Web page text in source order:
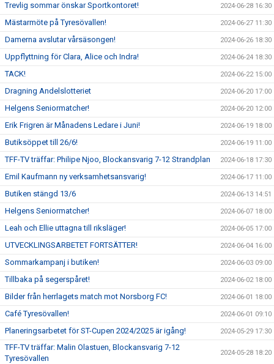
Trevlig sommar önskar Sportkontoret! 2024-06-28 16:30
Mästarmöte på Tyresövallen! 2024-06-27 11:30
Damerna avslutar vårsäsongen! 2024-06-26 18:30
Uppflyttning för Clara, Alice och Indra! 2024-06-24 18:30
TACK! 2024-06-22 15:00
Dragning Andelslotteriet 2024-06-20 17:00
Helgens Seniormatcher! 2024-06-20 12:00
Erik Frigren är Månadens Ledare i Juni! 2024-06-19 18:00
Butiksöppet till 26/6! 2024-06-19 11:00
TFF-TV träffar: Philipe Njoo, Blockansvarig 7-12 Strandplan 2024-06-18 17:30
Emil Kaufmann ny verksamhetsansvarig! 2024-06-17 11:00
Butiken stängd 13/6 2024-06-13 14:51
Helgens Seniormatcher! 2024-06-07 18:00
Leah och Ellie uttagna till riksläger! 2024-06-05 17:00
UTVECKLINGSARBETET FORTSÄTTER! 2024-06-04 16:00
Sommarkampanj i butiken! 2024-06-03 09:00
Tillbaka på segerspåret! 2024-06-02 18:00
Bilder från herrlagets match mot Norsborg FC! 2024-06-01 18:00
Café Tyresövallen! 2024-06-01 09:10
Planeringsarbetet för ST-Cupen 2024/2025 är igång! 2024-05-29 17:30
TFF-TV träffar: Malin Olastuen, Blockansvarig 7-12
Tyresövallen
2024-05-28 18:20